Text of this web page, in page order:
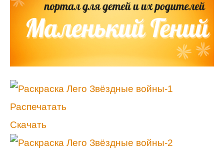
Распечатать
Скачать